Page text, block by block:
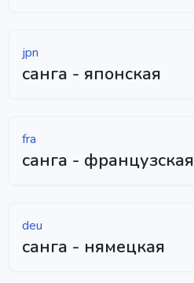
jpn
санга - японская
fra
санга - французская
deu
санга - нямецкая